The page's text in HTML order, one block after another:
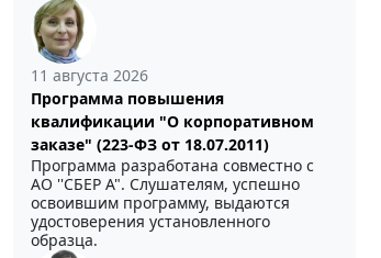
11 августа 2026
Программа повышения
квалификации "О корпоративном
заказе" (223-ФЗ от 18.07.2011)
Программа разработана совместно с
АО ''СБЕР А". Слушателям, успешно
освоившим программу, выдаются
удостоверения установленного
образца.